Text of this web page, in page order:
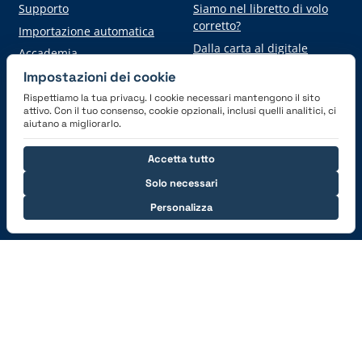
Supporto
Importazione automatica
Accademia
Siamo nel libretto di volo
corretto?
Dalla carta al digitale
Scarica l'applicazione
Connettiti con noi
Impostazioni dei cookie
Rispettiamo la tua privacy. I cookie necessari mantengono il sito
attivo. Con il tuo consenso, cookie opzionali, inclusi quelli analitici, ci
aiutano a migliorarlo.
Solo necessari
Personalizza
Accetta tutto